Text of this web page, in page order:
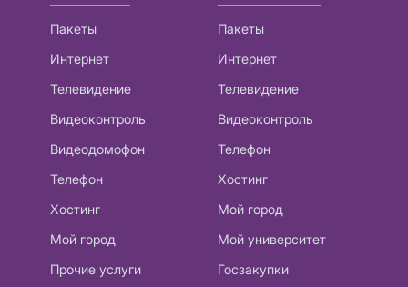
Пакеты
Интернет
Телевидение
Видеоконтроль
Видеодомофон
Телефон
Хостинг
Мой город
Прочие услуги
Пакеты
Интернет
Телевидение
Видеоконтроль
Телефон
Хостинг
Мой город
Мой университет
Госзакупки